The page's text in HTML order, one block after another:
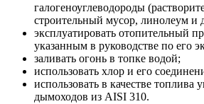
галогеноуглеводороды
строительный мусор, линолеум и
эксплуатировать отопительный
указанным в руководстве по его
заливать огонь в топке водой;
использовать хлор и его
использовать в качестве топлива
дымоходов из AISI 310.